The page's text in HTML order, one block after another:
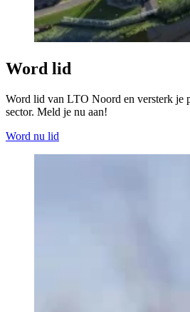
Word lid
Word lid van LTO Noord en versterk je
sector. Meld je nu aan!
Word nu lid